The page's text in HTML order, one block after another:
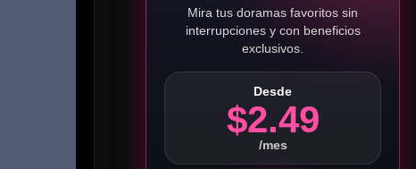
Mira tus doramas favoritos sin
interrupciones y con beneficios
exclusivos.
Desde
$2.49
/mes